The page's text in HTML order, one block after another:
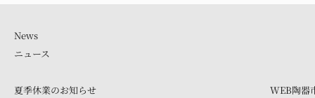
ニュース
夏季休業のお知らせ
WEB陶器